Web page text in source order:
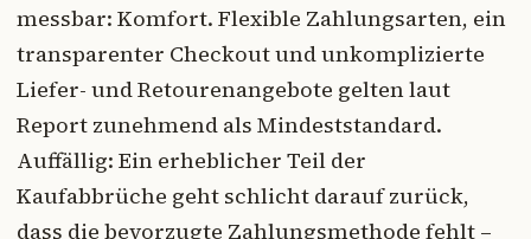
messbar: Komfort. Flexible Zahlungsarten, ein
transparenter Checkout und unkomplizierte
Liefer- und Retourenangebote gelten laut
Report zunehmend als Mindeststandard.
Auffällig: Ein erheblicher Teil der
Kaufabbrüche geht schlicht darauf zurück,
dass die bevorzugte Zahlungsmethode fehlt –